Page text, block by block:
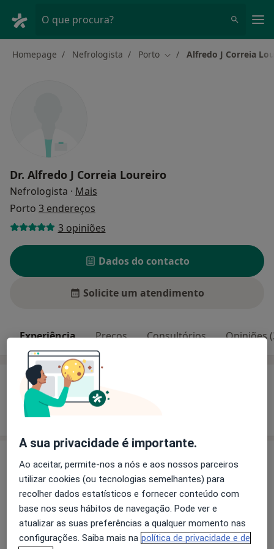
O que procura?
Homepage Nefrologista Porto Mudar de cidade
Alfredo J Correia
Dr. Alfredo J Correia Loureiro
Nefrologista · Mais
Porto 3 endereços
3 opiniões
Dados do contacto
Solicite um atendimento
Experiência Preços Consultórios Opiniões
Experiência
Mostrar mais detalhes
Preços
Sem informação sobre serviços e preços
Este especialista ainda não adicionou nenhuma
informação sobre serviços
A sua privacidade é importante.
Ao aceitar, permite-nos a nós e aos nossos parceiros
utilizar cookies (ou tecnologias semelhantes) para
recolher dados estatísticos e fornecer conteúdo com
base nos seus hábitos de navegação. Pode ver e
atualizar as suas preferências a qualquer momento nas
configurações. Saiba mais na política de privacidade e de